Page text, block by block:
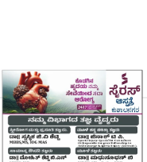
Login
Home